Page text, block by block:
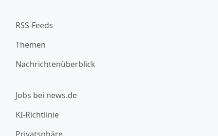
RSS-Feeds
Themen
Nachrichtenüberblick
Jobs bei news.de
KI-Richtlinie